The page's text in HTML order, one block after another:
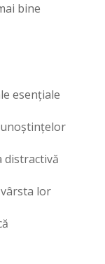
bine
esențiale
distractivă
lor